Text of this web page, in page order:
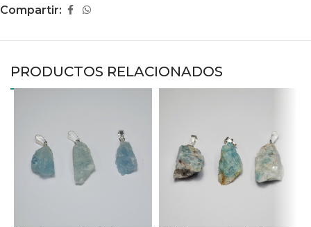
Compartir:
PRODUCTOS RELACIONADOS